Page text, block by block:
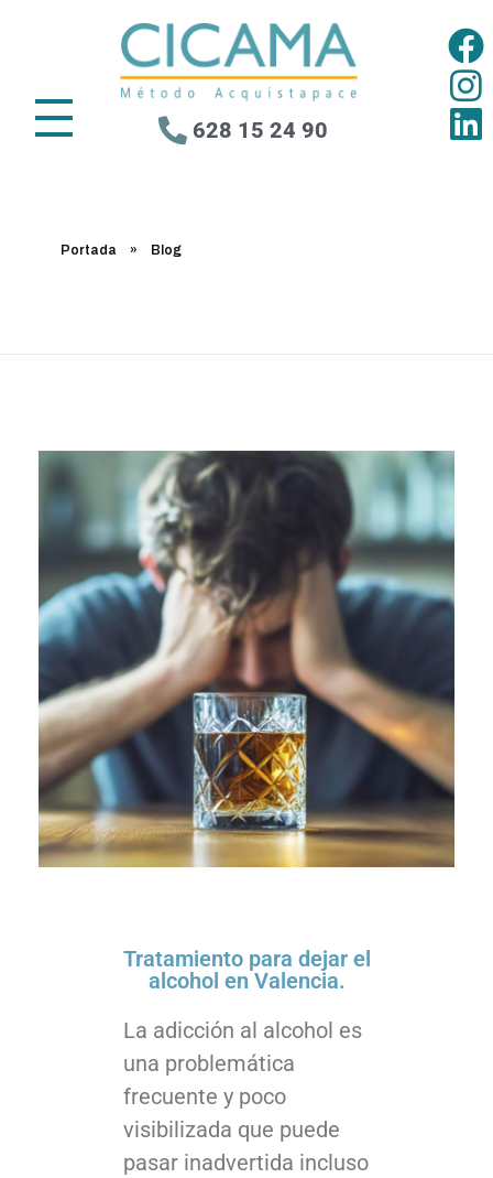
628 15 24 90
Portada » Blog
Tratamiento para dejar el
alcohol en Valencia.
La adicción al alcohol es
una problemática
frecuente y poco
visibilizada que puede
pasar inadvertida incluso